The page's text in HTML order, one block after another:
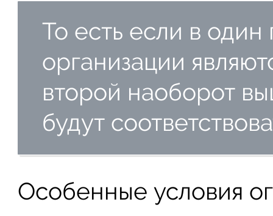
То есть если в один
организации
второй наоборот
будут
Особенные условия